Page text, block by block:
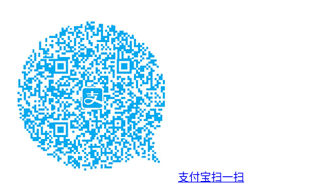
支付宝扫一扫